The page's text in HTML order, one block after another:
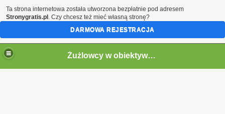
Żużlowcy w obiektywie by Speed
Ta strona internetowa została utworzona bezpłatnie pod adresem
Stronygratis.pl . Czy chcesz też mieć własną stronę?
DARMOWA REJESTRACJA